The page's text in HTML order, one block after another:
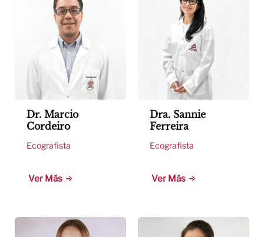
Dr. Marcio
Cordeiro
Ecografista
Ver Más
Dra. Sannie
Ferreira
Ecografista
Ver Más